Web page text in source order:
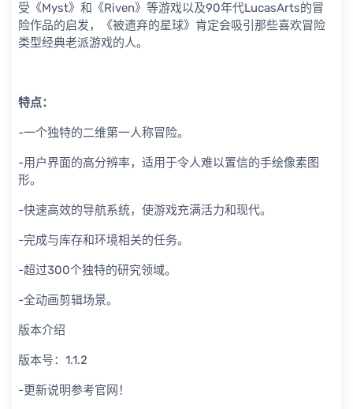
受《Myst》和《Riven》等游戏以及90年代LucasArts的冒
险作品的启发，《被遗弃的星球》肯定会吸引那些喜欢冒险
类型经典老派游戏的人。
特点：
-一个独特的二维第一人称冒险。
-用户界面的高分辨率，适用于令人难以置信的手绘像素图
形。
-快速高效的导航系统，使游戏充满活力和现代。
-完成与库存和环境相关的任务。
-超过300个独特的研究领域。
-全动画剪辑场景。
版本介绍
版本号：1.1.2
-更新说明参考官网！